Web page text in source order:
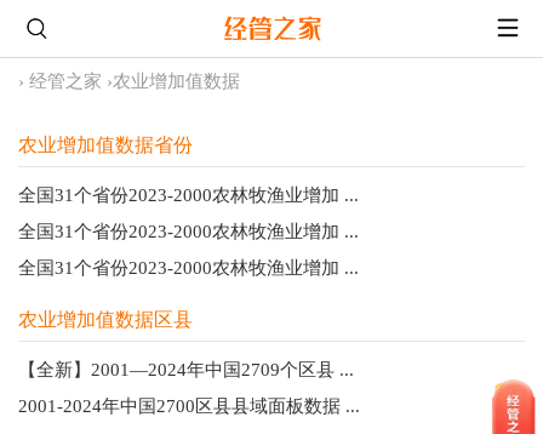
› 经管之家 ›农业增加值数据
农业增加值数据省份
全国31个省份2023-2000农林牧渔业增加 ...
全国31个省份2023-2000农林牧渔业增加 ...
全国31个省份2023-2000农林牧渔业增加 ...
农业增加值数据区县
【全新】2001—2024年中国2709个区县 ...
2001-2024年中国2700区县县域面板数据 ...